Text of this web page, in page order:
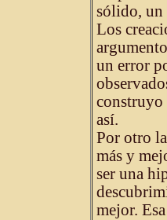
sólido, un
Los
un error
así.
Por otro
más y
ser una
mejor.